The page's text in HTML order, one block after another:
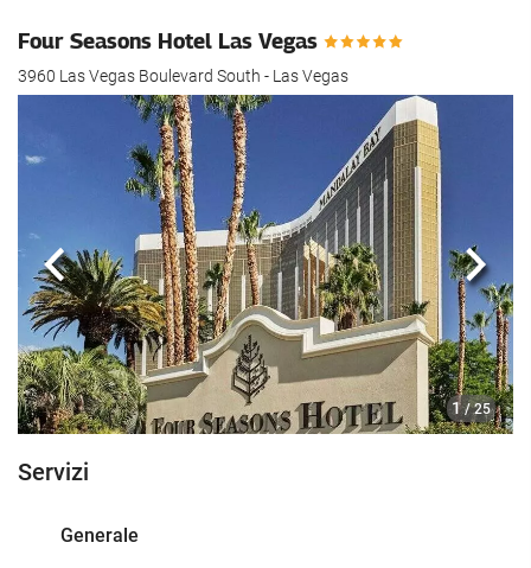
Four Seasons Hotel Las Vegas
3960 Las Vegas Boulevard South - Las Vegas
1 / 25
Anteriore
Servizi
Generale